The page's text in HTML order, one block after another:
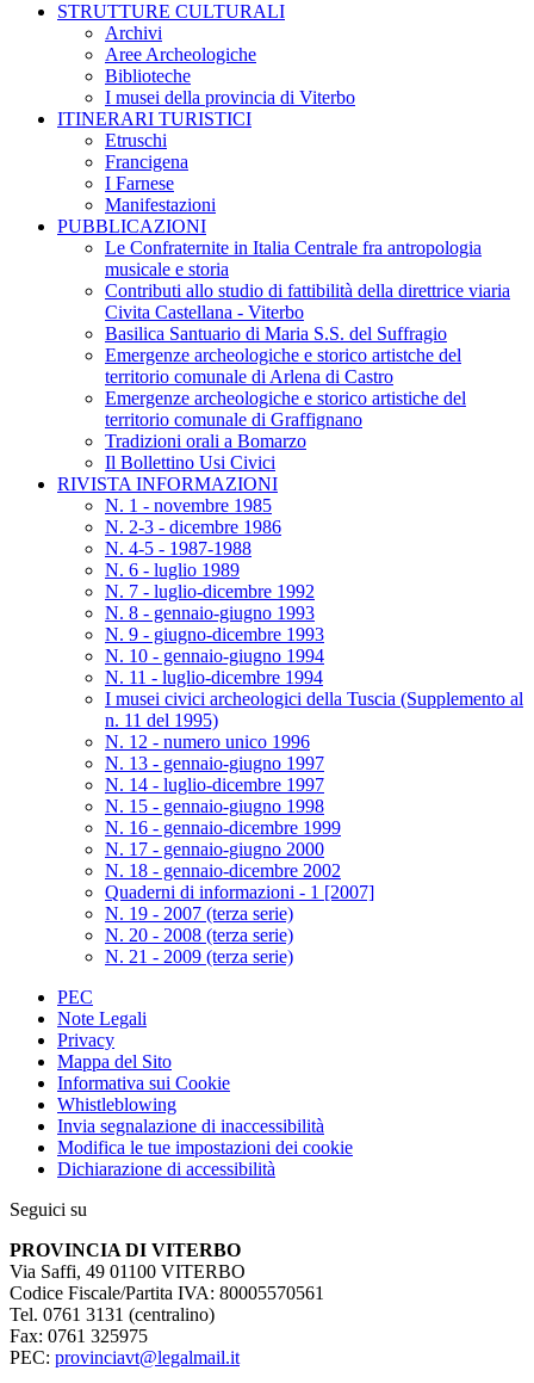
STRUTTURE CULTURALI
Archivi
Aree Archeologiche
Biblioteche
I musei della provincia di Viterbo
ITINERARI TURISTICI
Etruschi
Francigena
I Farnese
Manifestazioni
PUBBLICAZIONI
Le Confraternite in Italia Centrale fra antropologia
musicale e storia
Contributi allo studio di fattibilità della direttrice viaria
Civita Castellana - Viterbo
Basilica Santuario di Maria S.S. del Suffragio
Emergenze archeologiche e storico artistche del
territorio comunale di Arlena di Castro
Emergenze archeologiche e storico artistiche del
territorio comunale di Graffignano
Tradizioni orali a Bomarzo
Il Bollettino Usi Civici
RIVISTA INFORMAZIONI
N. 1 - novembre 1985
N. 2-3 - dicembre 1986
N. 4-5 - 1987-1988
N. 6 - luglio 1989
N. 7 - luglio-dicembre 1992
N. 8 - gennaio-giugno 1993
N. 9 - giugno-dicembre 1993
N. 10 - gennaio-giugno 1994
N. 11 - luglio-dicembre 1994
I musei civici archeologici della Tuscia (Supplemento al
n. 11 del 1995)
N. 12 - numero unico 1996
N. 13 - gennaio-giugno 1997
N. 14 - luglio-dicembre 1997
N. 15 - gennaio-giugno 1998
N. 16 - gennaio-dicembre 1999
N. 17 - gennaio-giugno 2000
N. 18 - gennaio-dicembre 2002
Quaderni di informazioni - 1 [2007]
N. 19 - 2007 (terza serie)
N. 20 - 2008 (terza serie)
N. 21 - 2009 (terza serie)
PEC
Note Legali
Privacy
Mappa del Sito
Informativa sui Cookie
Whistleblowing
Invia segnalazione di inaccessibilità
Modifica le tue impostazioni dei cookie
Dichiarazione di accessibilità
Seguici su
PROVINCIA DI VITERBO
Via Saffi, 49 01100 VITERBO
Codice Fiscale/Partita IVA: 80005570561
Tel. 0761 3131 (centralino)
Fax: 0761 325975
PEC: provinciavt@legalmail.it